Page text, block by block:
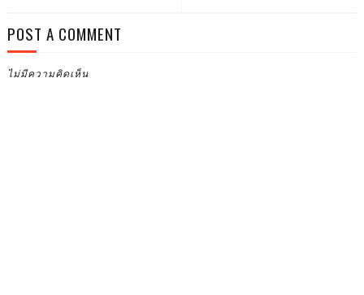
POST A COMMENT
ไม่มีความคิดเห็น